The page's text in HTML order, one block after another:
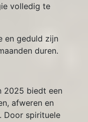
volledig te
en geduld zijn
duren.
2025 biedt een
afweren en
Door spirituele